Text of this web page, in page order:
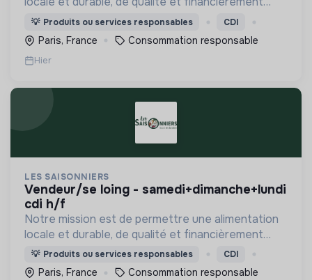
abordable.
💡 Produits ou services responsables CDI
Paris, France Consommation responsable
Hier
LES SAISONNIERS
vendeur/se loing - samedi+dimanche+lundi
cdi h/f
Notre mission est de permettre une alimentation
locale et durable, de qualité et financièrement
abordable.
💡 Produits ou services responsables CDI
Paris, France Consommation responsable